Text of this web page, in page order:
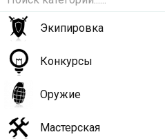
Экипировка
Конкурсы
Оружие
Мастерская